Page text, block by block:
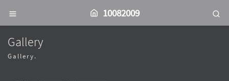
10082009
Gallery
Gallery.